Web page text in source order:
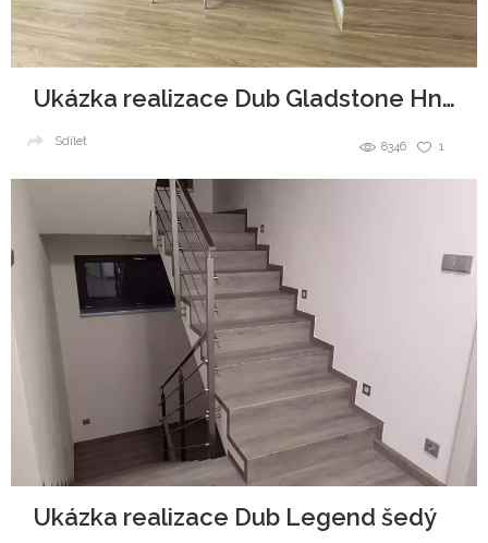
Ukázka realizace Dub Gladstone Hnědý
1
8346
Sdílet
Ukázka realizace Dub Legend šedý